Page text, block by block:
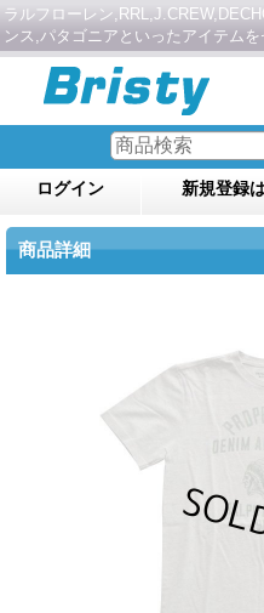
ラルフローレン
ンス,パタゴニアといったアイテムを
ログイン 新規登録
商品詳細